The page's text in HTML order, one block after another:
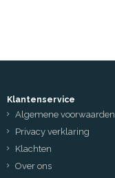
Klantenservice
Algemene voorwaarden
Privacy verklaring
Klachten
Over ons